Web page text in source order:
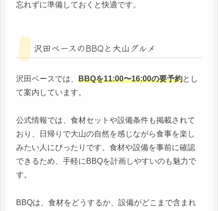
忘れずに準備しておくと快適です。
沢田ベースのBBQと大山グルメ
沢田ベースでは、 BBQを11:00〜16:00の要予約とし
て案内しています。
公式情報では、食材セットや設備条件も掲載されて
おり、日帰りで大山の自然を感じながら食事を楽し
みたい人にぴったりです。食材や設備を事前に確認
できるため、手軽にBBQを計画しやすいのも魅力で
す。
BBQは、食材をどうするか、設備がどこまで含まれ